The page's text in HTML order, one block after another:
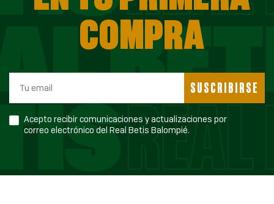
COMPRA
SUSCRIBIRSE
Acepto recibir comunicaciones y actualizaciones por
correo electrónico del Real Betis Balompié.